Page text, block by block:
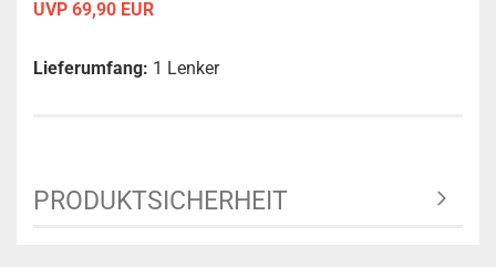
UVP 69,90 EUR
Lieferumfang: 1 Lenker
PRODUKTSICHERHEIT